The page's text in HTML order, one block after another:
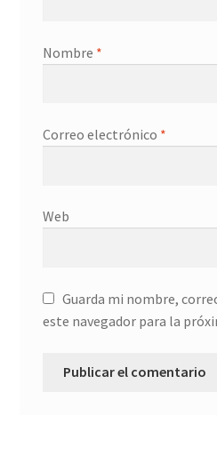
Nombre *
Correo electrónico *
Web
Guarda mi nombre,
este navegador para la